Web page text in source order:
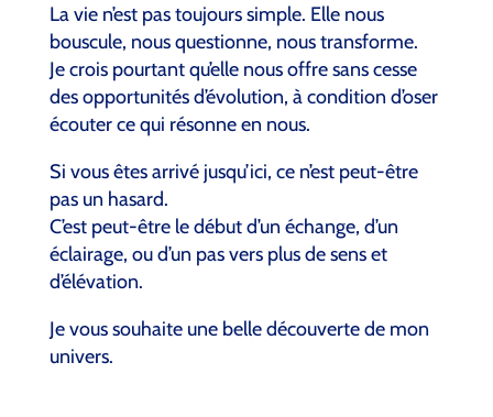
La vie n’est pas toujours simple. Elle nous
bouscule, nous questionne, nous transforme.
Je crois pourtant qu’elle nous offre sans cesse
des opportunités d’évolution, à condition d’oser
écouter ce qui résonne en nous.
Si vous êtes arrivé jusqu’ici, ce n’est peut-être
pas un hasard.
C’est peut-être le début d’un échange, d’un
éclairage, ou d’un pas vers plus de sens et
d’élévation.
Je vous souhaite une belle découverte de mon
univers.